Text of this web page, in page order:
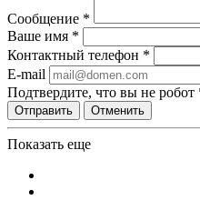
Сообщение *
Ваше имя *
Контактный телефон *
E-mail
Подтвердите, что вы не робот
Отправить Отменить
Показать еще